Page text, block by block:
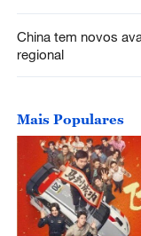
China tem novos
regional
Mais Populares